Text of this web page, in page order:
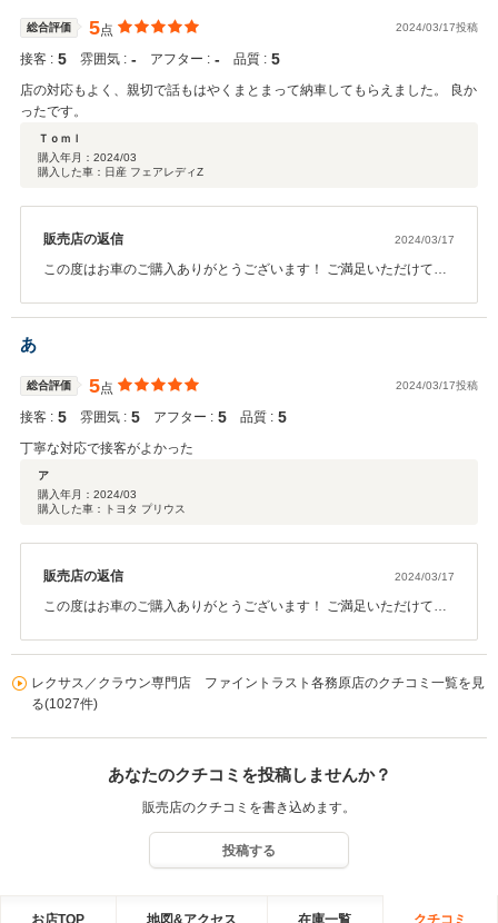
総合評価 5点 2024/03/17投稿
接客 : 5 雰囲気 : ‐ アフター : ‐ 品質 : 5
店の対応もよく、親切で話もはやくまとまって納車してもらえました。 良か
ったです。
Ｔｏｍｌ
購入年月： 2024/03
購入した車：日産 フェアレディZ
販売店の返信 2024/03/17
この度はお車のご購入ありがとうございます！ ご満足いただけて大
あ
総合評価 5点 2024/03/17投稿
接客 : 5 雰囲気 : 5 アフター : 5 品質 : 5
丁寧な対応で接客がよかった
ア
購入年月： 2024/03
購入した車：トヨタ プリウス
販売店の返信 2024/03/17
この度はお車のご購入ありがとうございます！ ご満足いただけて大
レクサス／クラウン専門店 ファイントラスト各務原店のクチコミ一覧を見
る(1027件)
あなたのクチコミを投稿しませんか？
販売店のクチコミを書き込めます。
投稿する
お店TOP 地図&アクセス 在庫一覧 クチコミ